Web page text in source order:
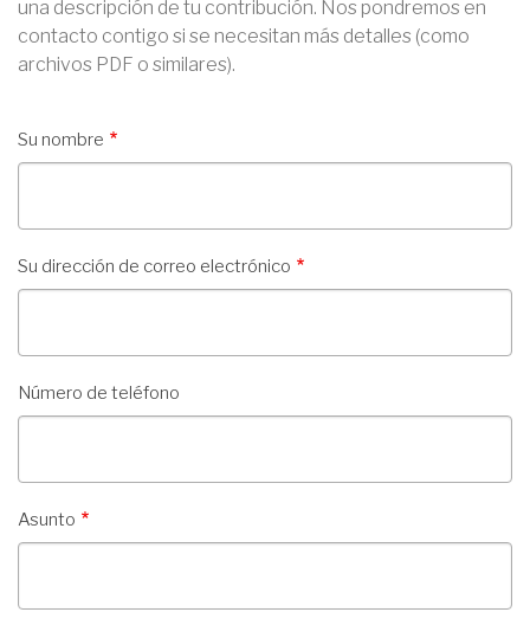
una descripción de tu contribución. Nos pondremos en
contacto contigo si se necesitan más detalles (como
archivos PDF o similares).
Su nombre
Su dirección de correo electrónico
Número de teléfono
Asunto